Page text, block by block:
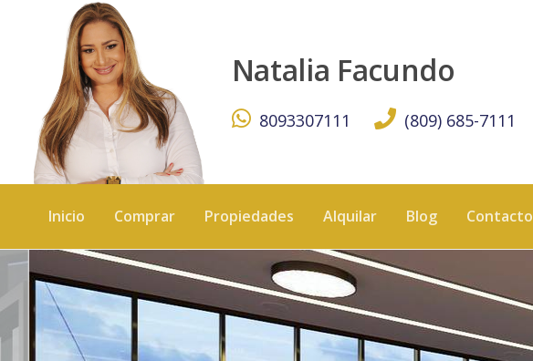
Natalia Facundo
8093307111 (809) 685-7111
Inicio Comprar Propiedades Alquilar Blog Contacto
TORRE DE APARTAMENTO EN LA JULIA - KW DOMINICANA